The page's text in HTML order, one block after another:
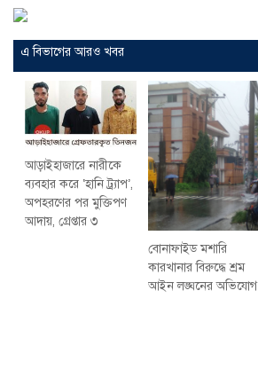
এ বিভাগের আরও খবর
আড়াইহাজারে নারীকে
ব্যবহার করে ‘হানি ট্র্যাপ’,
অপহরণের পর মুক্তিপণ
আদায়, গ্রেপ্তার ৩
বোনাফাইড মশারি
কারখানার বিরুদ্ধে শ্রম
আইন লঙ্ঘনের অভিযোগ